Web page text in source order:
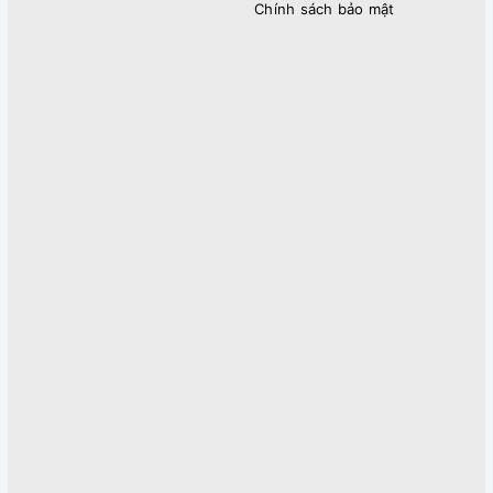
Chính sách bảo mật